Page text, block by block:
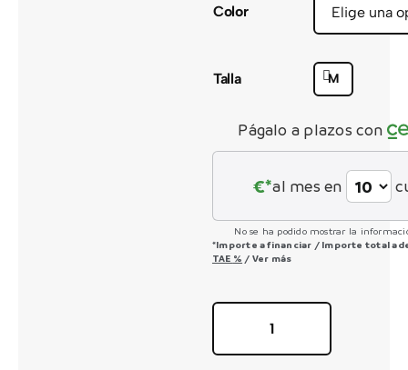
Color
Talla M
Págalo a plazos con
€*al mes en
No se ha podido mostrar la
*Importe a financiar / Importe total
TAE % / Ver más
Casco